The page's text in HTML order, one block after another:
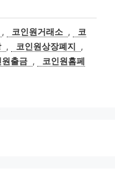
, 코인원거래소 ,
코
, 코인원상장폐지
,
원출금 ,
코인원홈페